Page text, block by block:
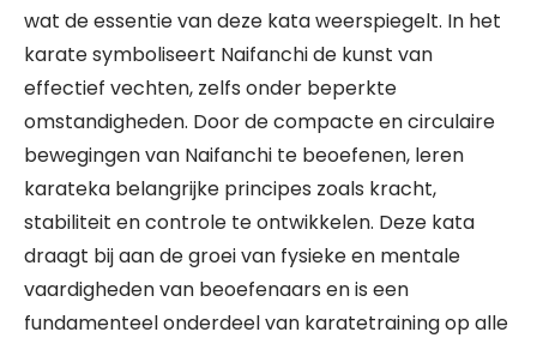
wat de essentie van deze kata weerspiegelt. In het
karate symboliseert Naifanchi de kunst van
effectief vechten, zelfs onder beperkte
omstandigheden. Door de compacte en circulaire
bewegingen van Naifanchi te beoefenen, leren
karateka belangrijke principes zoals kracht,
stabiliteit en controle te ontwikkelen. Deze kata
draagt bij aan de groei van fysieke en mentale
vaardigheden van beoefenaars en is een
fundamenteel onderdeel van karatetraining op alle